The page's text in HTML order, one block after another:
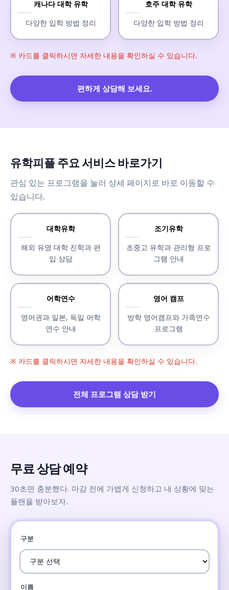
캐나다 대학 유학
다양한 입학 방법 정리
호주 대학 유학
다양한 입학 방법 정리
※ 카드를 클릭하시면 자세한 내용을 확인하실 수 있습니다.
편하게 상담해 보세요.
유학피플 주요 서비스 바로가기
관심 있는 프로그램을 눌러 상세 페이지로 바로 이동할 수
있습니다.
대학유학
해외 유명 대학 진학과 편
입 상담
조기유학
초중고 유학과 관리형 프로
그램 안내
어학연수
영어권과 일본, 독일 어학
연수 안내
영어 캠프
방학 영어캠프와 가족연수
프로그램
※ 카드를 클릭하시면 자세한 내용을 확인하실 수 있습니다.
전체 프로그램 상담 받기
무료 상담 예약
30초면 충분했다. 마감 전에 가볍게 신청하고 내 상황에 맞는
플랜을 받아보자.
구분
이름